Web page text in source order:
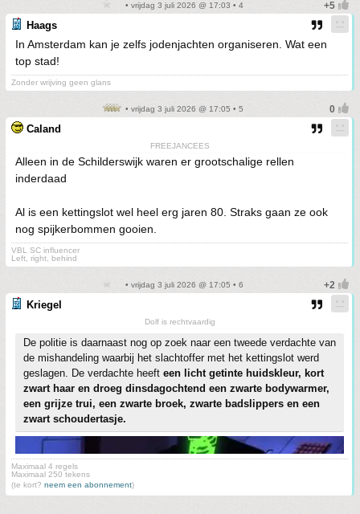
• vrijdag 3 juli 2026 @ 17:03 • 4
Haags
In Amsterdam kan je zelfs jodenjachten organiseren. Wat een
top stad!
Zonder wrijving geen glans
• vrijdag 3 juli 2026 @ 17:05 • 5
Caland
FREEJANCEES
Alleen in de Schilderswijk waren er grootschalige rellen
inderdaad
Al is een kettingslot wel heel erg jaren 80. Straks gaan ze ook
nog spijkerbommen gooien.
VBL SC influencer
Left, right, behind
• vrijdag 3 juli 2026 @ 17:05 • 6
Kriegel
Dolf is rechtvaardig
De politie is daarnaast nog op zoek naar een tweede verdachte van
de mishandeling waarbij het slachtoffer met het kettingslot werd
geslagen. De verdachte heeft een licht getinte huidskleur, kort
zwart haar en droeg dinsdagochtend een zwarte bodywarmer,
een grijze trui, een zwarte broek, zwarte badslippers en een
zwart schoudertasje.
Maximaal 4 regels
Maximaal 250 tekens
(te kort? neem een abonnement)